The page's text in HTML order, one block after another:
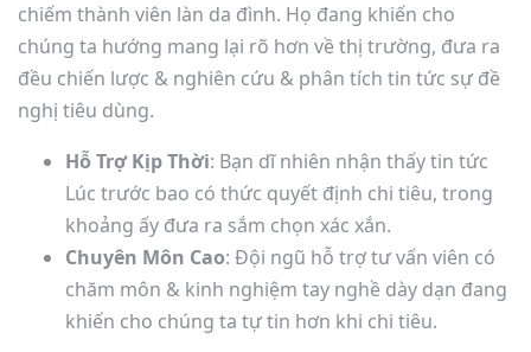
chiếm thành viên làn da đình. Họ đang khiến cho
chúng ta hướng mang lại rõ hơn về thị trường, đưa ra
đều chiến lược & nghiên cứu & phân tích tin tức sự đề
nghị tiêu dùng.
Hỗ Trợ Kịp Thời: Bạn dĩ nhiên nhận thấy tin tức
Lúc trước bao có thức quyết định chi tiêu, trong
khoảng ấy đưa ra sắm chọn xác xắn.
Chuyên Môn Cao: Đội ngũ hỗ trợ tư vấn viên có
chăm môn & kinh nghiệm tay nghề dày dạn đang
khiến cho chúng ta tự tin hơn khi chi tiêu.